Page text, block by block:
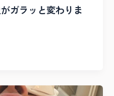
ガラッと変わりま